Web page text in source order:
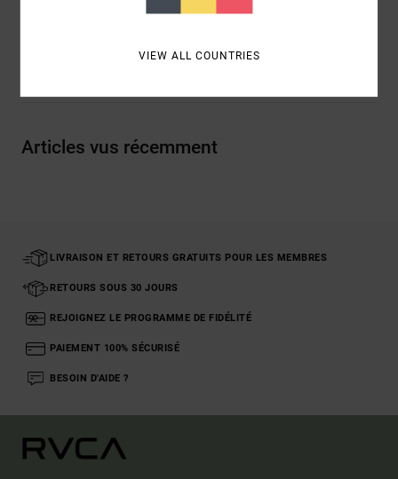
Articles vus récemment
LIVRAISON ET RETOURS GRATUITS POUR LES MEMBRES
RETOURS SOUS 30 JOURS
REJOIGNEZ LE PROGRAMME DE FIDÉLITÉ
PAIEMENT 100% SÉCURISÉ
BESOIN D'AIDE ?
VIEW ALL COUNTRIES